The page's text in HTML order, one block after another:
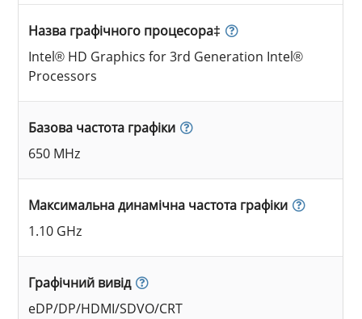
Назва графічного процесора‡
Intel® HD Graphics for 3rd Generation Intel®
Processors
Базова частота графіки
650 MHz
Максимальна динамічна частота графіки
1.10 GHz
Графічний вивід
eDP/DP/HDMI/SDVO/CRT